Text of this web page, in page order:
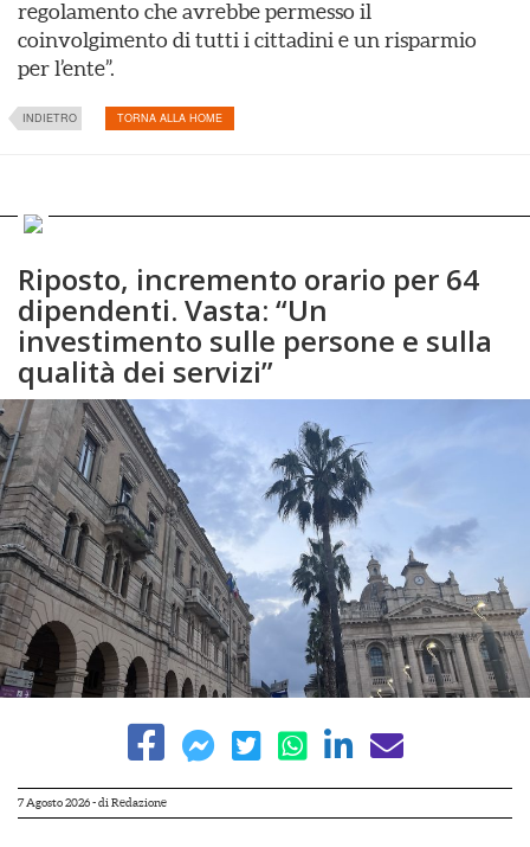
regolamento che avrebbe permesso il
coinvolgimento di tutti i cittadini e un risparmio
per l’ente”.
INDIETRO TORNA ALLA HOME
Riposto, incremento orario per 64
dipendenti. Vasta: “Un
investimento sulle persone e sulla
qualità dei servizi”
7 Agosto 2026- di Redazione